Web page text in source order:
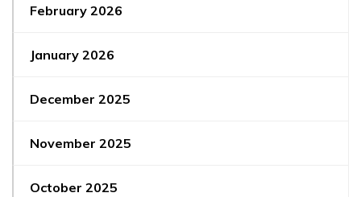
February 2026
January 2026
December 2025
November 2025
October 2025